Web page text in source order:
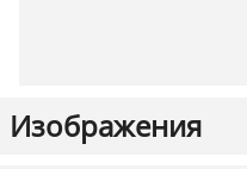
Изображения